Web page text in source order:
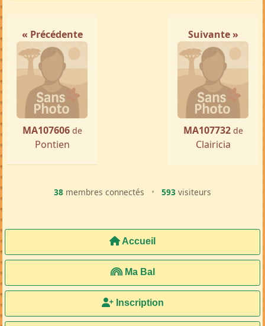
« Précédente
MA107606 de
Pontien
Suivante »
MA107732 de
Clairicia
38 membres connectés • 593 visiteurs
Accueil
Ma Bal
Inscription